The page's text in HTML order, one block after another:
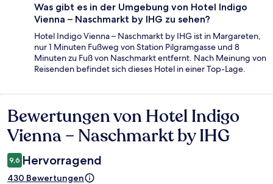
Was gibt es in der Umgebung von Hotel Indigo
Vienna – Naschmarkt by IHG zu sehen?
Hotel Indigo Vienna – Naschmarkt by IHG ist in Margareten,
nur 1 Minuten Fußweg von Station Pilgramgasse und 8
Minuten zu Fuß von Naschmarkt entfernt. Nach Meinung von
Reisenden befindet sich dieses Hotel in einer Top-Lage.
Bewertungen
Bewertungen von Hotel Indigo
Vienna – Naschmarkt by IHG
9,6 Hervorragend
430 Bewertungen